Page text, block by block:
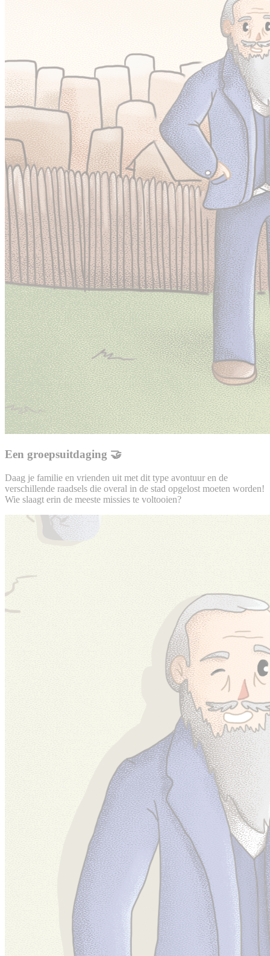
Een groepsuitdaging 🤝
Daag je familie en vrienden uit met dit type avontuur en de
verschillende raadsels die overal in de stad opgelost moeten worden!
Wie slaagt erin de meeste missies te voltooien?